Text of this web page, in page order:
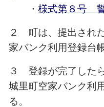
・ 様式第８号
２ 町は、提出され
家バンク利用登録台
３ 登録が完了した
城里町空家バンク利
る。